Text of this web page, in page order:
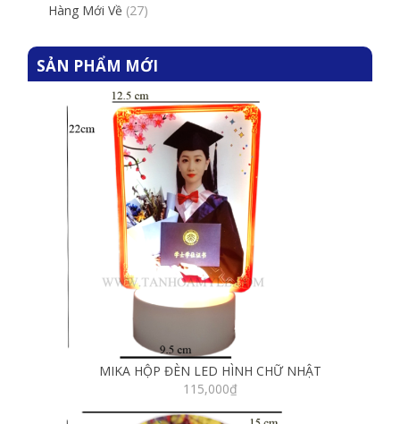
Hàng Mới Về (27)
SẢN PHẨM MỚI
MIKA HỘP ĐÈN LED HÌNH CHỮ NHẬT
115,000₫